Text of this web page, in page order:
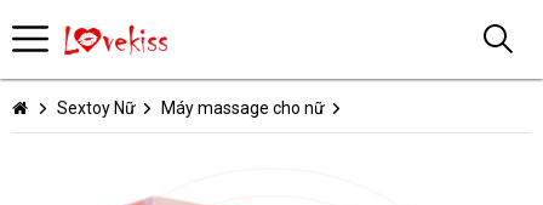
Sextoy Nữ Máy massage cho nữ